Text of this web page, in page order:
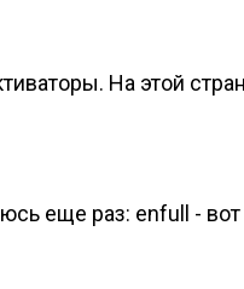
На этой
еще раз: enfull - вот